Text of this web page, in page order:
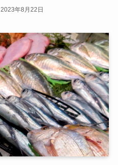
2023年8月22日